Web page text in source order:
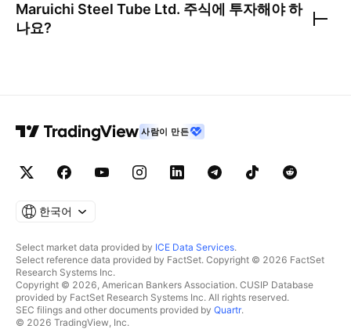
Maruichi Steel Tube Ltd. 주식에 투자해야 하
나요?
사람이 만든
한국어
Select market data provided by ICE Data Services.
Select reference data provided by FactSet. Copyright © 2026 FactSet
Research Systems Inc.
Copyright © 2026, American Bankers Association. CUSIP Database
provided by FactSet Research Systems Inc. All rights reserved.
SEC filings and other documents provided by Quartr.
© 2026 TradingView, Inc.